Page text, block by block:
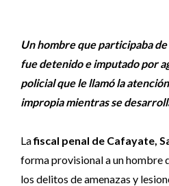
Un hombre que participaba
fue detenido e imputado por
policial que le llamó la
impropia mientras se
Lafiscal penal de Cafayate,
forma provisional a un hombre
los delitos de amenazas y